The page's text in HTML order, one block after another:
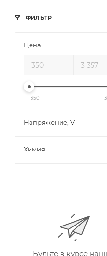
ФИЛЬТР
Цена
350
Напряжение, V
Химия
Будьте в курсе